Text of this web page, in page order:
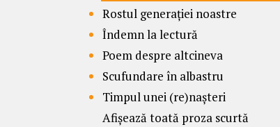
Rostul generației noastre
Îndemn la lectură
Poem despre altcineva
Scufundare în albastru
Timpul unei (re)nașteri
Afișează toată proza scurtă